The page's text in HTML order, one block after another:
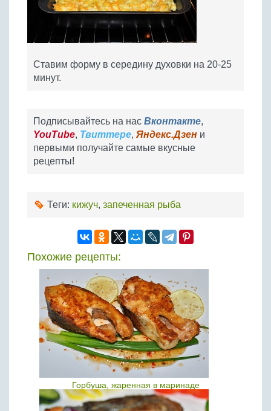
Ставим форму в середину духовки на 20-25
минут.
Подписывайтесь на нас Вконтакте,
YouTube, Твиттере, Яндекс.Дзен и
первыми получайте самые вкусные
рецепты!
Теги: кижуч, запеченная рыба
Похожие рецепты:
Горбуша, жаренная в маринаде